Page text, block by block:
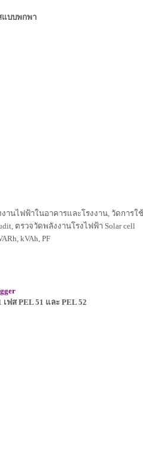
แบบพกพา
านไฟฟ้าในอาคารและโรงงาน, วัดการใช้
ตรวจวัดพลังงานโรงไฟฟ้า Solar cell
kVAh, PF
ฟส PEL 51 และ PEL 52